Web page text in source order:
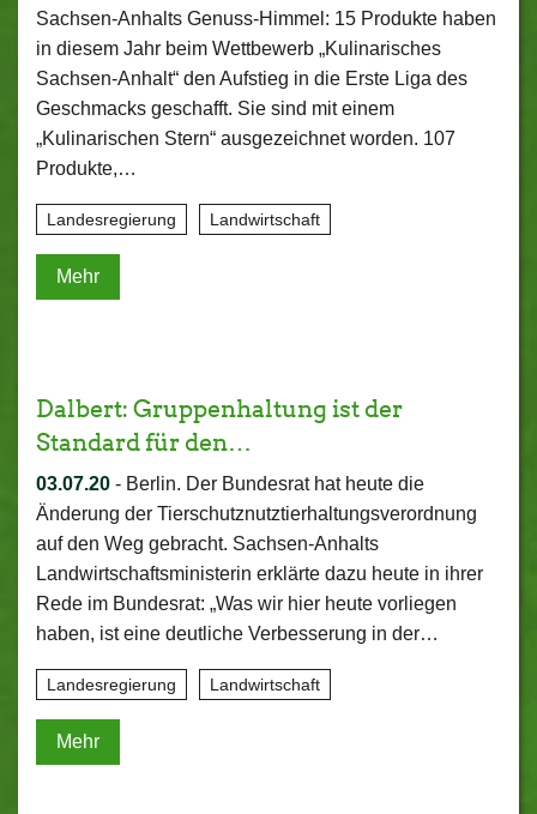
Sachsen-Anhalts Genuss-Himmel: 15 Produkte haben
in diesem Jahr beim Wettbewerb „Kulinarisches
Sachsen-Anhalt“ den Aufstieg in die Erste Liga des
Geschmacks geschafft. Sie sind mit einem
„Kulinarischen Stern“ ausgezeichnet worden. 107
Produkte,…
Landesregierung Landwirtschaft
Mehr
Dalbert: Gruppenhaltung ist der
Standard für den…
03.07.20 - Berlin. Der Bundesrat hat heute die
Änderung der Tierschutznutztierhaltungsverordnung
auf den Weg gebracht. Sachsen-Anhalts
Landwirtschaftsministerin erklärte dazu heute in ihrer
Rede im Bundesrat: „Was wir hier heute vorliegen
haben, ist eine deutliche Verbesserung in der…
Landesregierung Landwirtschaft
Mehr